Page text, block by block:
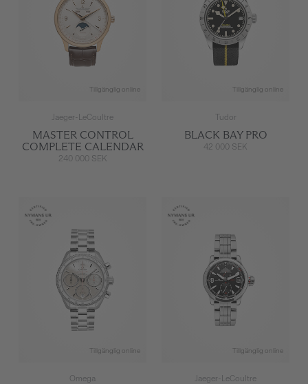
Tillgänglig online
Jaeger-LeCoultre
MASTER CONTROL
COMPLETE CALENDAR
240 000 SEK
Tillgänglig online
Tudor
BLACK BAY PRO
42 000 SEK
Tillgänglig online
Omega
Tillgänglig online
Jaeger-LeCoultre